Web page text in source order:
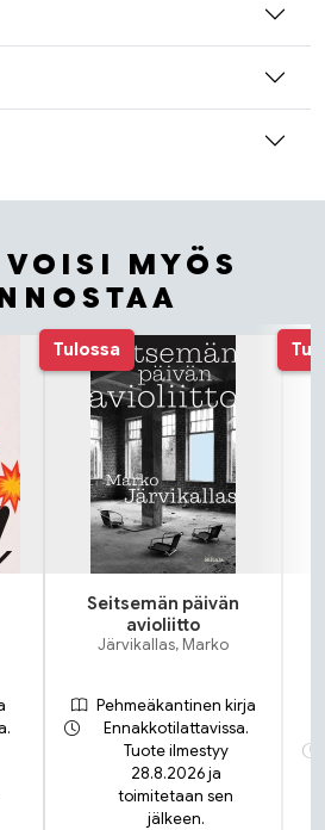
MYÖS
Tulossa
Seitsemän päivän
avioliitto
Järvikallas, Marko
Pehmeäkantinen kirja
Ennakkotilattavissa.
Tuote ilmestyy
28.8.2026 ja
toimitetaan sen
jälkeen.